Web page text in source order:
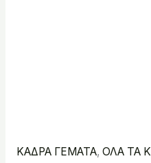
ΚΑΔΡΑ ΓΕΜΑΤΑ, ΟΛΑ ΤΑ